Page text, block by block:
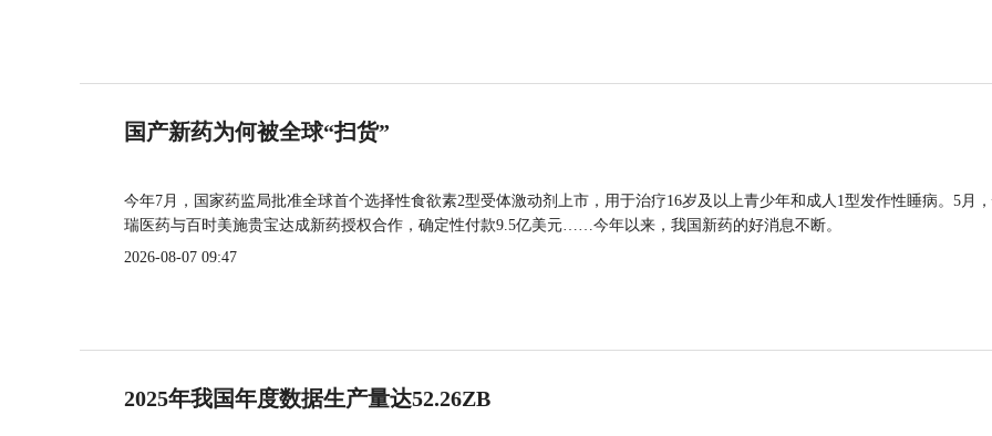
国产新药为何被全球“扫货”
今年7月，国家药监局批准全球首个选择性食欲素2型受体激动剂上市，用于治疗16岁及以上青少年和成人1型发作性睡病。5月
瑞医药与百时美施贵宝达成新药授权合作，确定性付款9.5亿美元……今年以来，我国新药的好消息不断。
2026-08-07 09:47
2025年我国年度数据生产量达52.26ZB